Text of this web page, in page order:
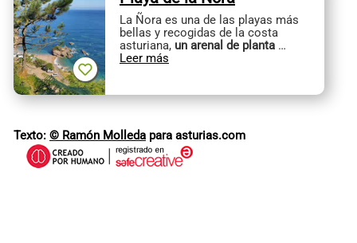
La Ñora es una de las playas más
bellas y recogidas de la costa
asturiana, un arenal de planta …
Leer más
Texto: © Ramón Molleda para asturias.com